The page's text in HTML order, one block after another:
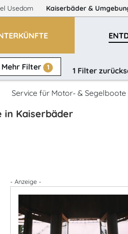
Usedom Kaiserbäder &
Mehr Filter 1 1 Filter
Service für Motor- & Segelboote
in Kaiserbäder
- Anzeige -